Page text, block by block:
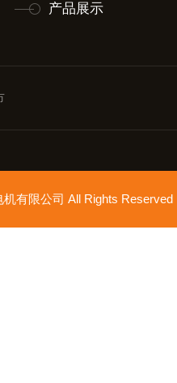
产品展示
机有限公司 All Rights